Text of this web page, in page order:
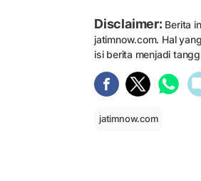
Disclaimer:Berita
jatimnow.com. Hal
isi berita menjadi
jatimnow.com